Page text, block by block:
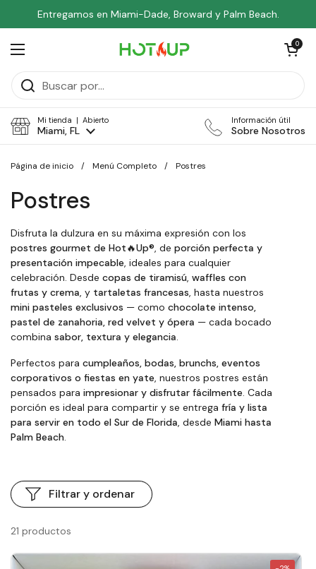
Entregamos en Miami-Dade, Broward y Palm Beach.
Abrir menú
Abrir
0
Mi tienda | Abierto
Miami, FL
Información útil
Sobre Nosotros
Página de inicio / Menú Completo / Postres
Postres
Disfruta la dulzura en su máxima expresión con los
postres gourmet de Hot🔥Up®, de porción perfecta y
presentación impecable, ideales para cualquier
celebración. Desde copas de tiramisú, waffles con
frutas y crema, y tartaletas francesas, hasta nuestros
mini pasteles exclusivos — como chocolate intenso,
pastel de zanahoria, red velvet y ópera — cada bocado
combina sabor, textura y elegancia.
Perfectos para cumpleaños, bodas, brunchs, eventos
corporativos o fiestas en yate, nuestros postres están
pensados para impresionar y disfrutar fácilmente. Cada
porción es ideal para compartir y se entrega fría y lista
para servir en todo el Sur de Florida, desde Miami hasta
Palm Beach.
21 productos
Filtrar y ordenar